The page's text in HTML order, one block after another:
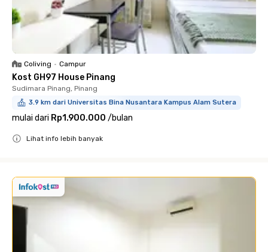
Coliving • Campur
Kost GH97 House Pinang
Sudimara Pinang, Pinang
3.9 km dari Universitas Bina Nusantara Kampus Alam Sutera
mulai dari Rp1.900.000 /bulan
Lihat info lebih banyak